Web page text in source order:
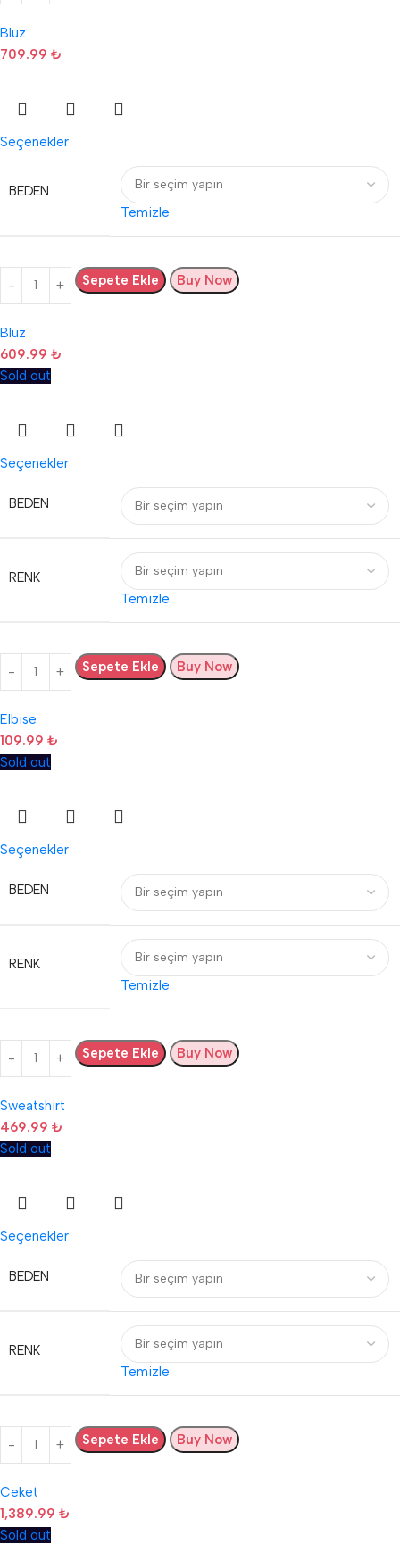
Bluz
709.99 ₺
Seçenekler
BEDEN
Temizle
Sepete Ekle Buy Now
Bluz
609.99 ₺
Sold out
Seçenekler
BEDEN
RENK
Temizle
Sepete Ekle Buy Now
Elbise
109.99 ₺
Sold out
Seçenekler
BEDEN
RENK
Temizle
Sepete Ekle Buy Now
Sweatshirt
469.99 ₺
Sold out
Seçenekler
BEDEN
RENK
Temizle
Sepete Ekle Buy Now
Ceket
1,389.99 ₺
Sold out